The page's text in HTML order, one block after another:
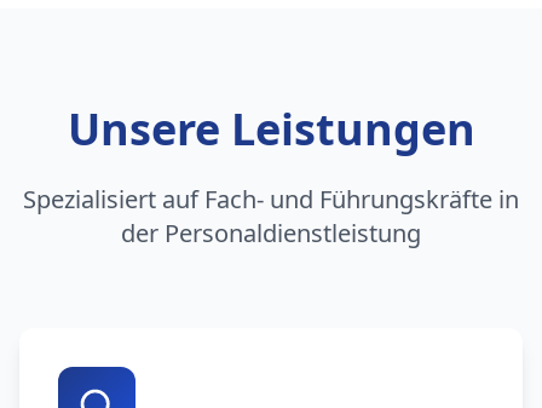
Unsere Leistungen
Spezialisiert auf Fach- und Führungskräfte in
der Personaldienstleistung